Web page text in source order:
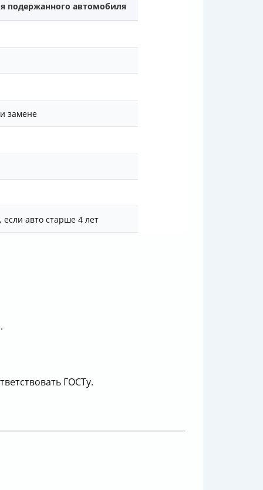
подержанного автомобиля
замене
если авто старше 4 лет
ГОСТу.